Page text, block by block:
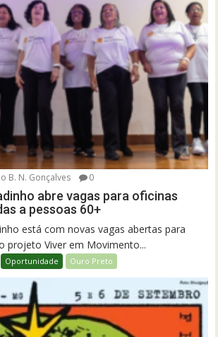
B. N. Gonçalves 0
abre vagas para oficinas
a pessoas 60+
está com novas vagas abertas para
projeto Viver em Movimento...
Oportunidade Ouro Preto